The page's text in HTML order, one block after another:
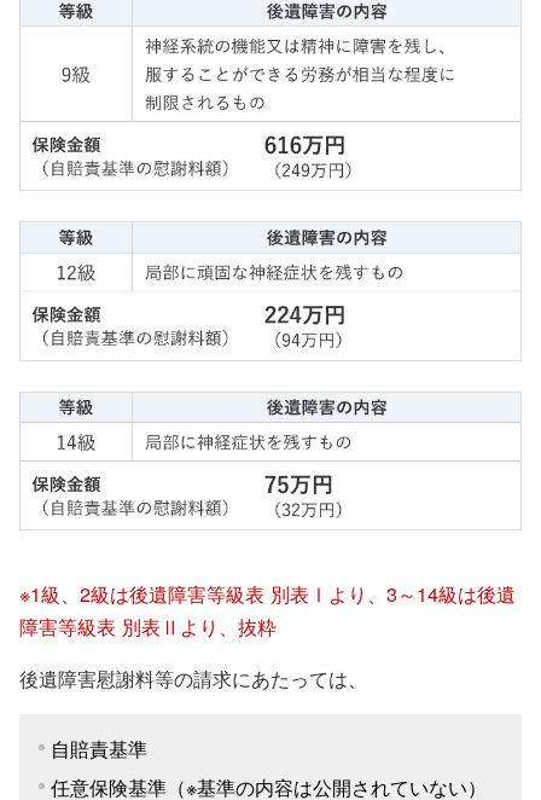
※1級、2級は後遺障害等級表 別表Ⅰより、3～14級は後遺
障害等級表 別表Ⅱより、抜粋
後遺障害慰謝料等の請求にあたっては、
自賠責基準
任意保険基準（※基準の内容は公開されていない）